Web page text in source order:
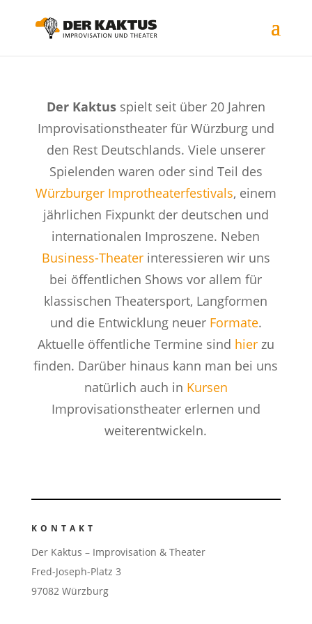
Der Kaktusspielt seit über 20 Jahren
Improvisationstheater für Würzburg und
den Rest Deutschlands. Viele unserer
Spielenden waren oder sind Teil des
Würzburger Improtheaterfestivals, einem
jährlichen Fixpunkt der deutschen und
internationalen Improszene. Neben
Business-Theaterinteressieren wir uns
bei öffentlichen Shows vor allem für
klassischen Theatersport, Langformen
und die Entwicklung neuer Formate.
Aktuelle öffentliche Termine sind hierzu
finden. Darüber hinaus kann man bei uns
natürlich auch in Kursen
Improvisationstheater erlernen und
weiterentwickeln.
KONTAKT
Der Kaktus – Improvisation & Theater
Fred-Joseph-Platz 3
97082 Würzburg